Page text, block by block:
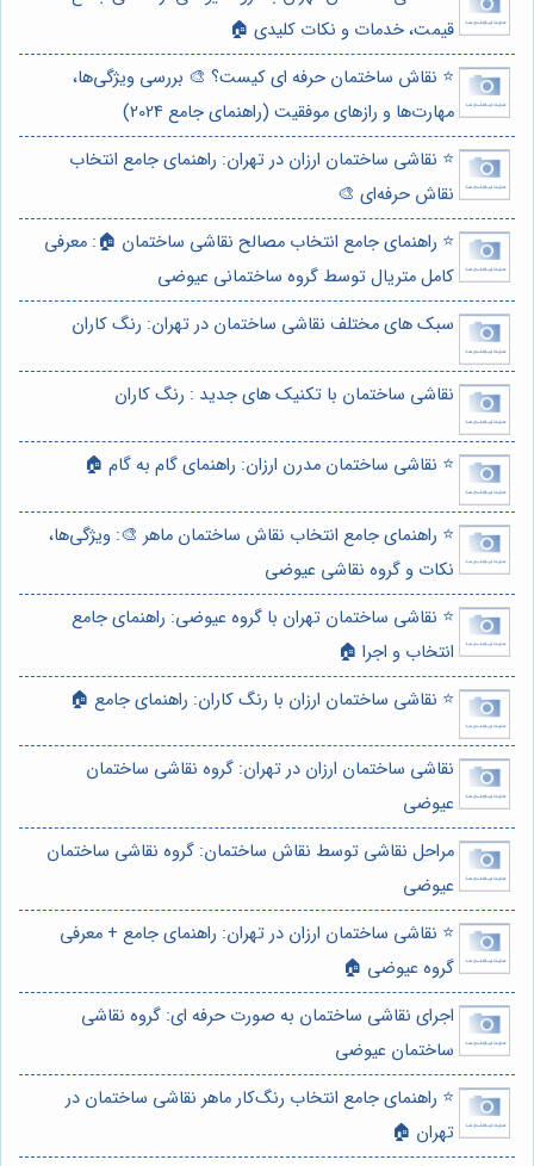
قیمت، خدمات و نکات کلیدی 🏠
⭐️ نقاش ساختمان حرفه ای کیست؟ 🎨 بررسی ویژگی‌ها،
مهارت‌ها و رازهای موفقیت (راهنمای جامع 2024)
⭐️ نقاشی ساختمان ارزان در تهران: راهنمای جامع انتخاب
نقاش حرفه‌ای 🎨
⭐️ راهنمای جامع انتخاب مصالح نقاشی ساختمان 🏠: معرفی
کامل متریال توسط گروه ساختمانی عیوضی
سبک های مختلف نقاشی ساختمان در تهران: رنگ کاران
نقاشی ساختمان با تکنیک های جدید : رنگ کاران
⭐️ نقاشی ساختمان مدرن ارزان: راهنمای گام به گام 🏠
⭐️ راهنمای جامع انتخاب نقاش ساختمان ماهر 🎨: ویژگی‌ها،
نکات و گروه نقاشی عیوضی
⭐️ نقاشی ساختمان تهران با گروه عیوضی: راهنمای جامع
انتخاب و اجرا 🏠
⭐️ نقاشی ساختمان ارزان با رنگ کاران: راهنمای جامع 🏠
نقاشی ساختمان ارزان در تهران: گروه نقاشی ساختمان
عیوضی
مراحل نقاشی توسط نقاش ساختمان: گروه نقاشی ساختمان
عیوضی
⭐️ نقاشی ساختمان ارزان در تهران: راهنمای جامع + معرفی
گروه عیوضی 🏠
اجرای نقاشی ساختمان به صورت حرفه ای: گروه نقاشی
ساختمان عیوضی
⭐️ راهنمای جامع انتخاب رنگ‌کار ماهر نقاشی ساختمان در
تهران 🏠